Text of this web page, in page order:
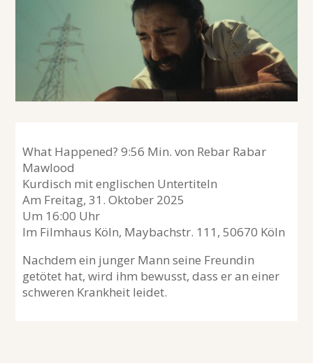
What Happened? 9:56 Min. von Rebar Rabar
Mawlood
Kurdisch mit englischen Untertiteln
Am Freitag, 31. Oktober 2025
Um 16:00 Uhr
Im Filmhaus Köln, Maybachstr. 111, 50670 Köln
Nachdem ein junger Mann seine Freundin
getötet hat, wird ihm bewusst, dass er an einer
schweren Krankheit leidet.